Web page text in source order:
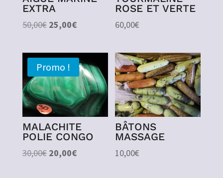
EXTRA
50,00€ Le
initial
était :
50,00€.
25,00€Le
actuel
est :
25,00€.
ROSE ET VERTE
60,00€
Promo !
MALACHITE
POLIE CONGO
30,00€ Le
20,00€Le
BÂTONS
MASSAGE
10,00€